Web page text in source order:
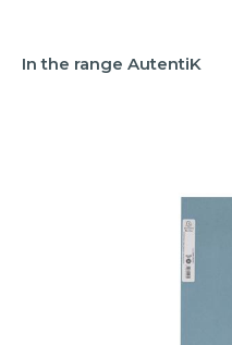
In the range AutentiK